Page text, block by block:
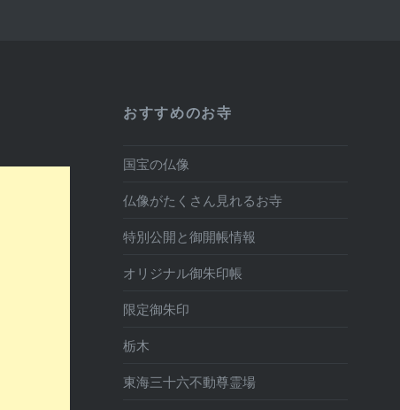
おすすめのお寺
国宝の仏像
仏像がたくさん見れるお寺
特別公開と御開帳情報
オリジナル御朱印帳
限定御朱印
栃木
東海三十六不動尊霊場